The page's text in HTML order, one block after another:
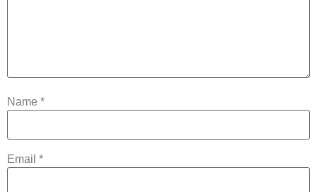
Name *
Email *